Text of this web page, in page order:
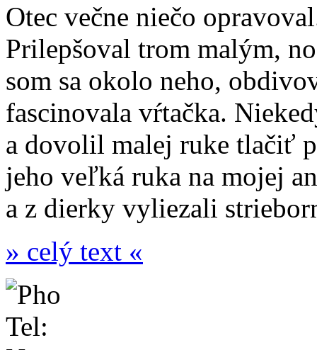
Otec večne niečo
Prilepšoval trom malým,
som sa okolo neho,
fascinovala vŕtačka.
a dovolil malej ruke tlačiť
jeho veľká ruka na mojej
a z dierky vyliezali
» celý text «